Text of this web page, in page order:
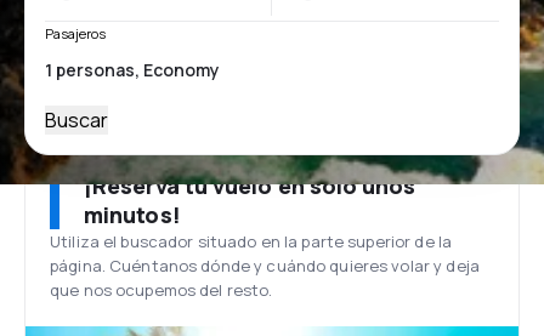
Pasajeros
Buscar
¡Reserva tu vuelo en solo unos
minutos!
Utiliza el buscador situado en la parte superior de la
página. Cuéntanos dónde y cuándo quieres volar y deja
que nos ocupemos del resto.